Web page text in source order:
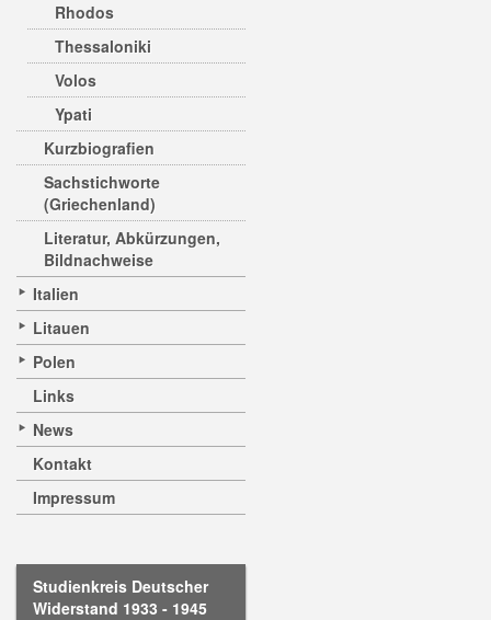
Rhodos
Thessaloniki
Volos
Ypati
Kurzbiografien
Sachstichworte
(Griechenland)
Literatur, Abkürzungen,
Bildnachweise
Italien
Litauen
Polen
Links
News
Kontakt
Impressum
Studienkreis Deutscher
Widerstand 1933 - 1945